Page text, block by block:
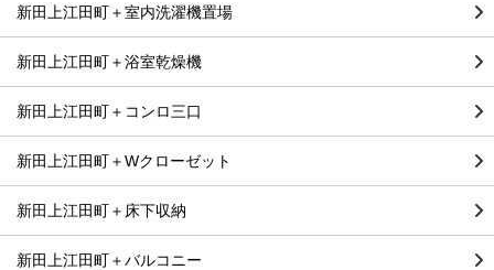
新田上江田町＋室内洗濯機置場
新田上江田町＋浴室乾燥機
新田上江田町＋コンロ三口
新田上江田町＋Wクローゼット
新田上江田町＋床下収納
新田上江田町＋バルコニー